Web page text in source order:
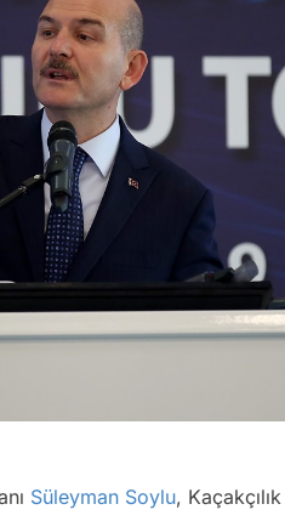
Süleyman Soylu,